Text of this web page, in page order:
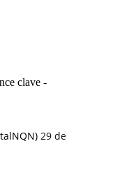
clave -
29 de